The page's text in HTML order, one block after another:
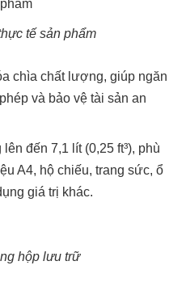
tế sản phẩm
chìa chất lượng, giúp ngăn
và bảo vệ tài sản an
đến 7,1 lít (0,25 ft³), phù
A4, hộ chiếu, trang sức, ổ
giá trị khác.
hộp lưu trữ